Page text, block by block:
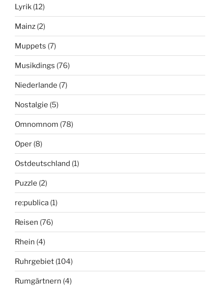
Lyrik (12)
Mainz (2)
Muppets (7)
Musikdings (76)
Niederlande (7)
Nostalgie (5)
Omnomnom (78)
Oper (8)
Ostdeutschland (1)
Puzzle (2)
re:publica (1)
Reisen (76)
Rhein (4)
Ruhrgebiet (104)
Rumgärtnern (4)